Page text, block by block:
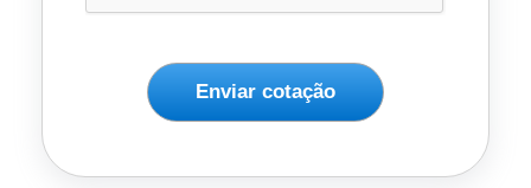
Enviar cotação